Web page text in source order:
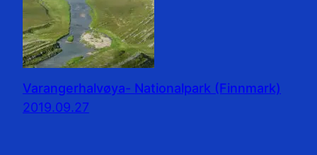
Varangerhalvøya- Nationalpark (Finnmark)
2019.09.27